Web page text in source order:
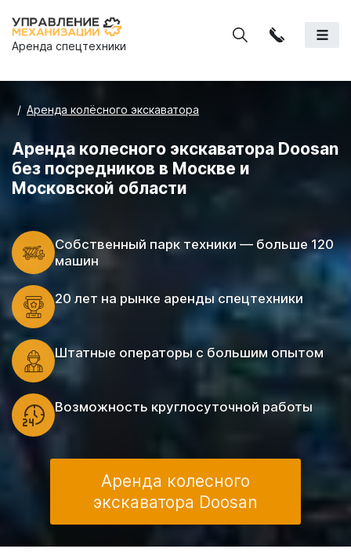
Аренда спецтехники
Аренда колёсного экскаватора
Аренда колесного экскаватора Doosan
без посредников в Москве и
Московской области
Cобственный парк техники — больше 120
машин
20 лет на рынке аренды спецтехники
Штатные операторы с большим опытом
Возможность круглосуточной работы
Аренда колесного
экскаватора Doosan